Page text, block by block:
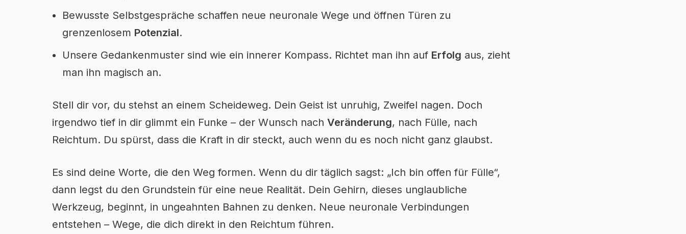
Bewusste Selbstgespräche schaffen neue neuronale Wege und öffnen Türen zu
grenzenlosem Potenzial.
Unsere Gedankenmuster sind wie ein innerer Kompass. Richtet man ihn auf Erfolg aus, zieht
man ihn magisch an.
Stell dir vor, du stehst an einem Scheideweg. Dein Geist ist unruhig, Zweifel nagen. Doch
irgendwo tief in dir glimmt ein Funke – der Wunsch nach Veränderung, nach Fülle, nach
Reichtum. Du spürst, dass die Kraft in dir steckt, auch wenn du es noch nicht ganz glaubst.
Es sind deine Worte, die den Weg formen. Wenn du dir täglich sagst: „Ich bin offen für Fülle“,
dann legst du den Grundstein für eine neue Realität. Dein Gehirn, dieses unglaubliche
Werkzeug, beginnt, in ungeahnten Bahnen zu denken. Neue neuronale Verbindungen
entstehen – Wege, die dich direkt in den Reichtum führen.